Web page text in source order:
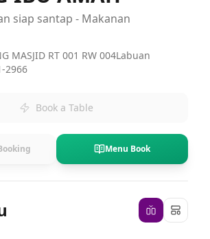
siap santap - Makanan
MASJID RT 001 RW 004Labuan
2966
Book a Table
Menu Book